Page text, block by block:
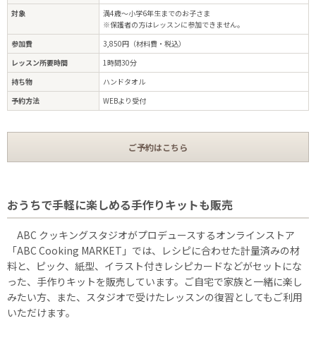
対象
満4歳～小学6年生までのお子さま
※保護者の方はレッスンに参加できません。
参加費
3,850円（材料費・税込）
レッスン所要時間
1時間30分
持ち物
ハンドタオル
予約方法
WEBより受付
ご予約はこちら
おうちで手軽に楽しめる手作りキットも販売
ABC クッキングスタジオがプロデュースするオンラインストア
「ABC Cooking MARKET」では、レシピに合わせた計量済みの材
料と、ピック、紙型、イラスト付きレシピカードなどがセットにな
った、手作りキットを販売しています。ご自宅で家族と一緒に楽し
みたい方、また、スタジオで受けたレッスンの復習としてもご利用
いただけます。